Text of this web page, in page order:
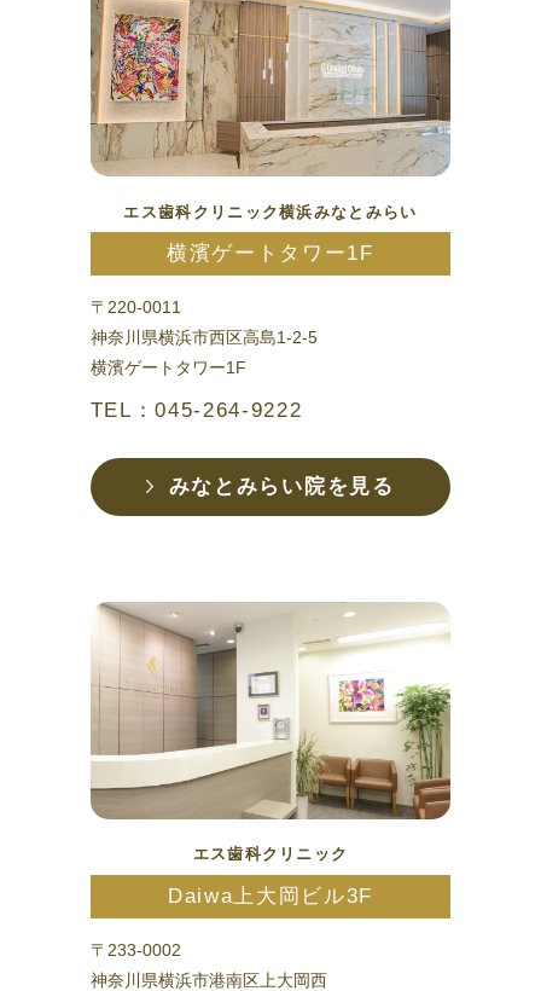
エス歯科クリニック横浜みなとみらい
横濱ゲートタワー1F
〒220-0011
神奈川県横浜市西区高島1-2-5
横濱ゲートタワー1F
TEL：045-264-9222
みなとみらい院を見る
エス歯科クリニック
Daiwa上大岡ビル3F
〒233-0002
神奈川県横浜市港南区上大岡西